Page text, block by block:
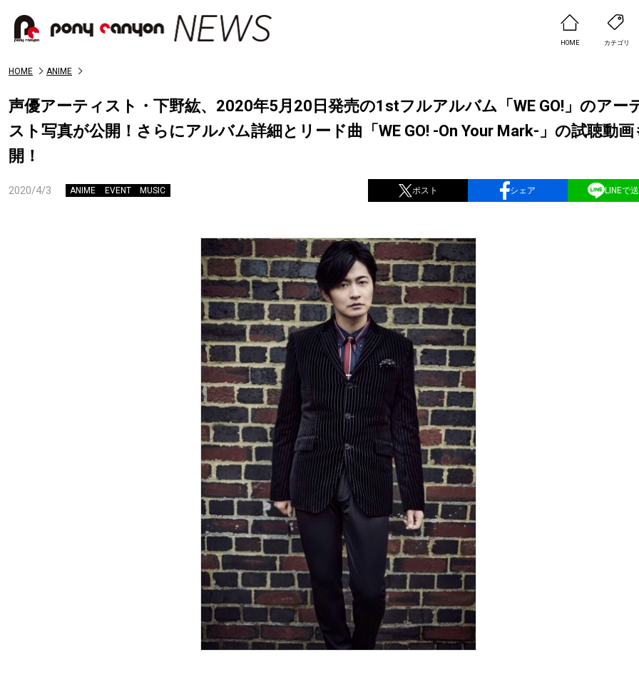
HOME カテゴリ
HOME ANIME
声優アーティスト・下野紘、2020年5月20日発売の1stフルアルバム「WE GO!」のアー
スト写真が公開！さらにアルバム詳細とリード曲「WE GO! -On Your Mark-」の試聴動画
開！
2020/4/3 ANIME EVENT MUSIC ポスト シェア LINEで